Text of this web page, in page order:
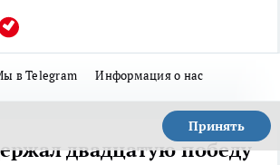
в Telegram Информация о нас
Принять
двадцатую победу